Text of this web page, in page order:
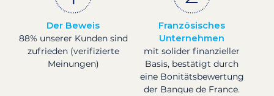
Der Beweis
88% unserer Kunden sind
zufrieden (verifizierte
Meinungen)
Französisches
Unternehmen
mit solider finanzieller
Basis, bestätigt durch
eine Bonitätsbewertung
der Banque de France.